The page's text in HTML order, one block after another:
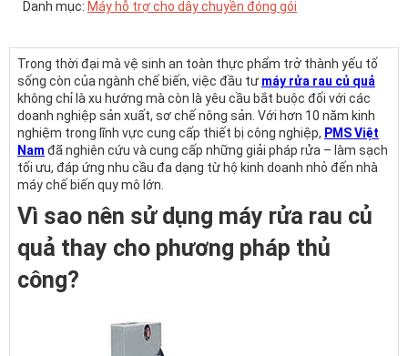
Danh mục: Máy hỗ trợ cho dây chuyền đóng gói
Trong thời đại mà vệ sinh an toàn thực phẩm trở thành yếu tố
sống còn của ngành chế biến, việc đầu tư máy rửa rau củ quả
không chỉ là xu hướng mà còn là yêu cầu bắt buộc đối với các
doanh nghiệp sản xuất, sơ chế nông sản. Với hơn 10 năm kinh
nghiệm trong lĩnh vực cung cấp thiết bị công nghiệp, PMS Việt
Nam đã nghiên cứu và cung cấp những giải pháp rửa – làm sạch
tối ưu, đáp ứng nhu cầu đa dạng từ hộ kinh doanh nhỏ đến nhà
máy chế biến quy mô lớn.
Vì sao nên sử dụng máy rửa rau củ
quả thay cho phương pháp thủ
công?